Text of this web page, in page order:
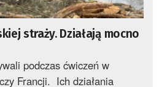
straży. Działają mocno
podczas ćwiczeń w
Francji. Ich działania